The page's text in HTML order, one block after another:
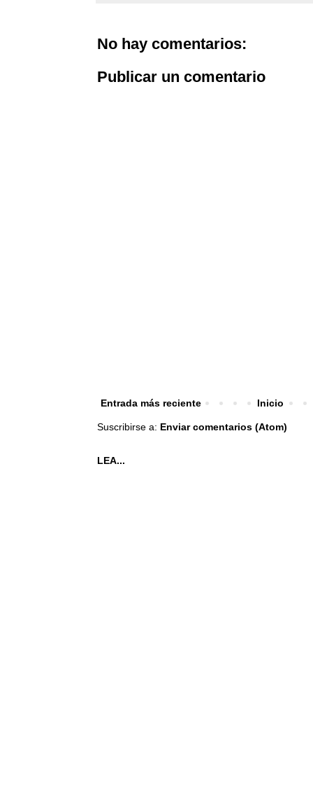
No hay comentarios:
Publicar un comentario
Entrada más reciente Inicio
Suscribirse a: Enviar comentarios (Atom)
LEA...